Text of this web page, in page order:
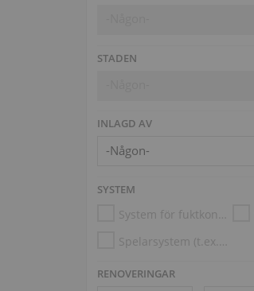
STADEN
INLAGD AV
SYSTEM
System för fuktkontroll
Spelarsystem (t.ex. Disklavier, PianoDisc)
RENOVERINGAR